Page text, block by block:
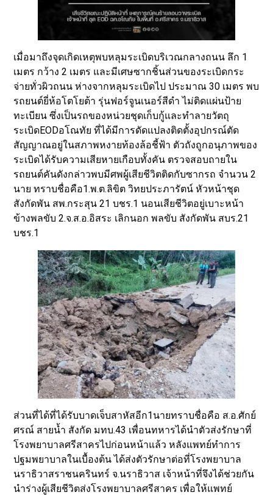
เมื่อมาถึงจุดเกิดเหตุพบหลุมระเบิดบริเวณกลางถนน ลึก 1
เมตร กว้าง 2 เมตร และมีเศษซากชิ้นส่วนของระเบิดกระ
จ่ายทั่วผิวถนน ห่างจากหลุมระเบิดไป ประมาณ 30 เมตร พบ
รถยนต์ยี่ห้อโตโยต้า รุ่นฟอร์จูนเนอร์สีดำ ไม่ติดแผ่นป้าย
ทะเบียน ซึ่งเป็นรถของหน่วยชุดเก็บกู้และทำลายวัตถุ
ระเบิดEODอโณทัย ที่ได้มีการดัดแปลงติดตั้งอุปกรณ์ตัด
สัญญาณอยู่ในสภาพหงายท้องล้อชี้ฟ้า ตัวถังถูกอนุภาพของ
ระเบิดได้รับความเสียหายเกือบทั้งคัน ตรวจสอบถายใน
รถยนต์คันดังกล่าวพบมีศพผู้เสียชีวิตติดกับซากรถ จำนวน 2
นาย ทราบชื่อคือ1.พ.ต.ลิขิต วิทยประภารัตน์ หัวหน้าชุด
สังกัดพัน สพ.กระสุน 21 บชร.1 นอนเสียชีวิตอยู่เบาะหน้า
ข้างพลขับ 2.จ.ส.อ.อิสระ เลิกนอก พลขับ สังกัดพัน สบร.21
บชร.1
ส่วนที่ได้ที่ได้รับบาดเจ็บสาหัสอีก1นายทราบชื่อคือ ส.อ.ศักย์
ศรณ์ สายน้ำ สังกัด มทบ.43 เพื่อนทหารได้นำตัวส่งรักษาที่
โรงพยาบาลศรีสาครไปก่อนหน้าแล้ว หลังแพทย์ทำการ
ปฐมพยาบาลในเบื้องต้น ได้ส่งตัวรักษาต่อที่โรงพยาบาล
นราธิวาสราชนครินทร์ จ.นราธิวาส เจ้าหน้าที่จึงได้ช่วยกัน
นำร่างผู้เสียชีวิตส่งโรงพยาบาลศรีสาคร เพื่อให้แพทย์